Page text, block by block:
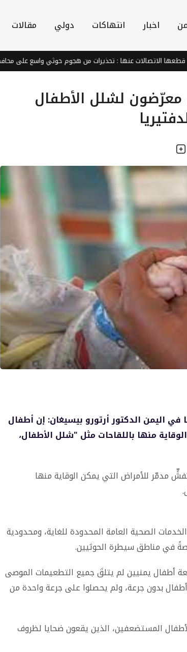
اخبار انتهاكات دولي مقالات
عنها : تحذيرات من هجوم حوثي واسع على محافظة مارب
معرّضون لشلل الأطفال
اليمن الدكتور أرتورو بيسيغان: إن أطفال
منها باللقاحات مثل "شلل الأطفال،
مدمّر للأمراض التي يمكن الوقاية منها
الصحية العامة المحدودة للغاية، ومحدودية
في مناطق سيطرة الحوثيين.
أطفال يمنيين لم يتلقَ جميع التطعيمات الموصى
الروتيني الوطني، و17% هم أطفال بدون جرعة، ولم يحصلوا على جرعة واحدة من
المستضعفين، الذين يقعون ضحايا لظروف